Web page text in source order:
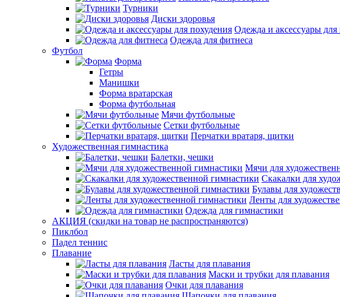
Турники
Диски здоровья
Одежда и аксессуары для
Одежда для фитнеса
Футбол
Форма
Гетры
Манишки
Форма вратарская
Форма футбольная
Мячи футбольные
Сетки футбольные
Перчатки вратаря, щитки
Художественная гимнастика
Балетки, чешки
Мячи для
Скакалки для
Булавы для
Ленты для
Одежда для гимнастики
АКЦИЯ (скидки на товар не распространяются)
Пиклбол
Падел теннис
Плавание
Ласты для плавания
Маски и трубки для плавания
Очки для плавания